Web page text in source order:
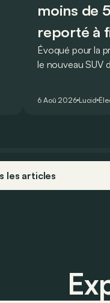
moins de
reporté à
Évoqué pour la
le nouveau SUV
6 Aoû 2026 Lucid
les articles